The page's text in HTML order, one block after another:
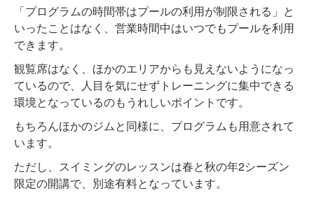
「プログラムの時間帯はプールの利用が制限される」と
いったことはなく、営業時間中はいつでもプールを利用
できます。
観覧席はなく、ほかのエリアからも見えないようになっ
ているので、人目を気にせずトレーニングに集中できる
環境となっているのもうれしいポイントです。
もちろんほかのジムと同様に、プログラムも用意されて
います。
ただし、スイミングのレッスンは春と秋の年2シーズン
限定の開講で、別途有料となっています。